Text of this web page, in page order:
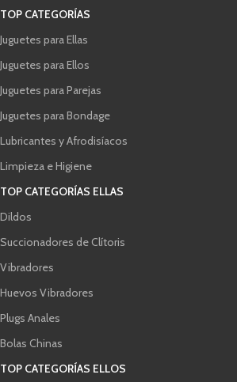
TOP CATEGORÍAS
Juguetes para Ellas
Juguetes para Ellos
Juguetes para Parejas
Juguetes para Bondage
Lubricantes y Afrodisíacos
Limpieza e Higiene
TOP CATEGORÍAS ELLAS
Dildos
Succionadores de Clítoris
Vibradores
Huevos Vibradores
Plugs Anales
Bolas Chinas
TOP CATEGORÍAS ELLOS